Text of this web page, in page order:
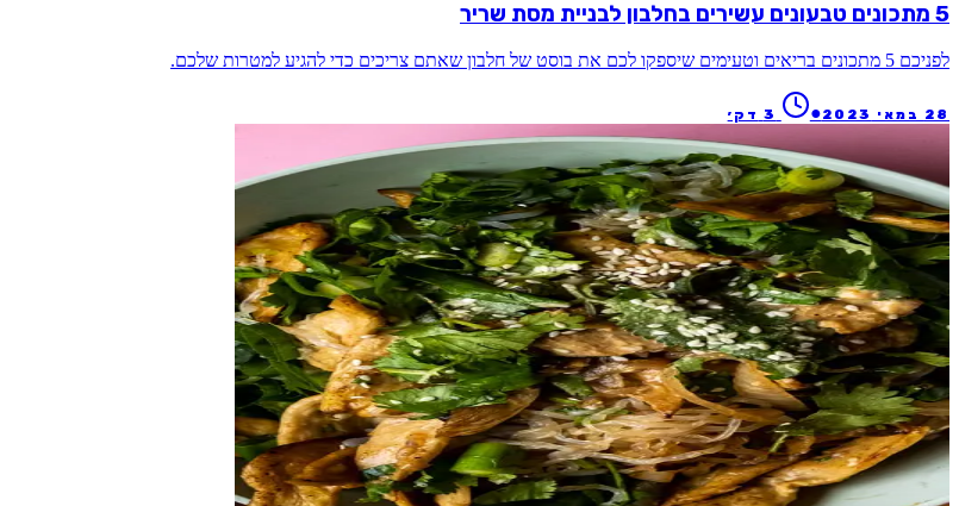
5 מתכונים טבעונים עשירים בחלבון לבניית מסת שריר
לפניכם 5 מתכונים בריאים וטעימים שיספקו לכם את בוסט של חלבון שאתם צריכים כדי להגיע למטרות שלכם.
28 במאי 2023 ●
3 דק׳